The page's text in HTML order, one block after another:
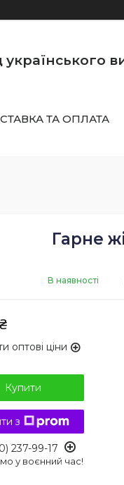
українського
ТА ОПЛАТА
Гарне
В наявності
оптові ціни
Купити
з
237-99-17
у воєнний час!